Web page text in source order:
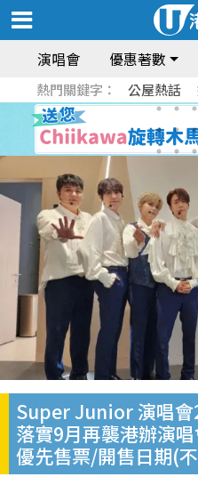
演唱會 優惠著數
熱門關鍵字： 公屋熱話
Super Junior 演唱
落實9月再襲港辦演
優先售票/開售日期(